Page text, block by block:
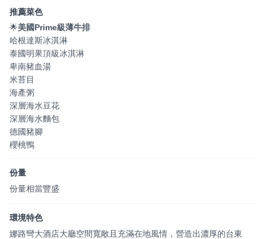
推薦菜色
🌟美國Prime級薄牛排
哈根達斯冰淇淋
泰國明果頂級冰淇淋
卑南豬血湯
米苔目
海產粥
深層海水豆花
深層海水麵包
德國豬腳
櫻桃鴨
份量
份量相當豐盛
環境特色
娜路彎大酒店大廳空間寬敞且充滿在地風情，營造出濃厚的台東